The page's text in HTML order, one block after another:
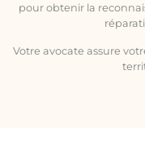
pour obtenir la
Votre avocate assure